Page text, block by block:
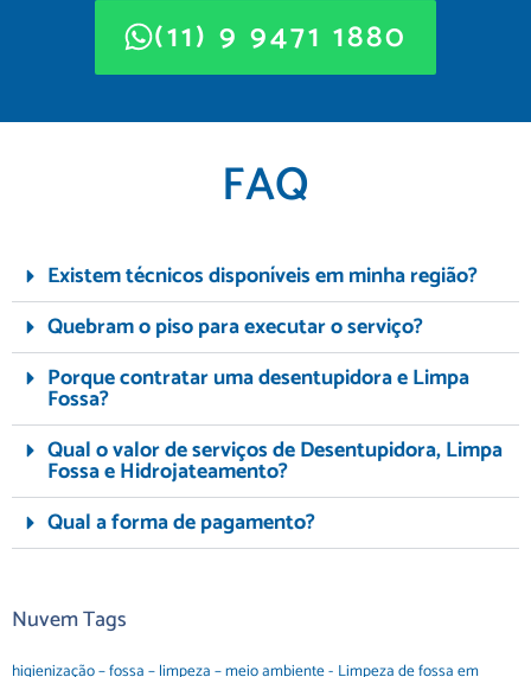
(11) 9 9471 1880
FAQ
Existem técnicos disponíveis em minha região?
Quebram o piso para executar o serviço?
Porque contratar uma desentupidora e Limpa
Fossa?
Qual o valor de serviços de Desentupidora, Limpa
Fossa e Hidrojateamento?
Qual a forma de pagamento?
Nuvem Tags
higienização – fossa – limpeza – meio ambiente - Limpeza de fossa em